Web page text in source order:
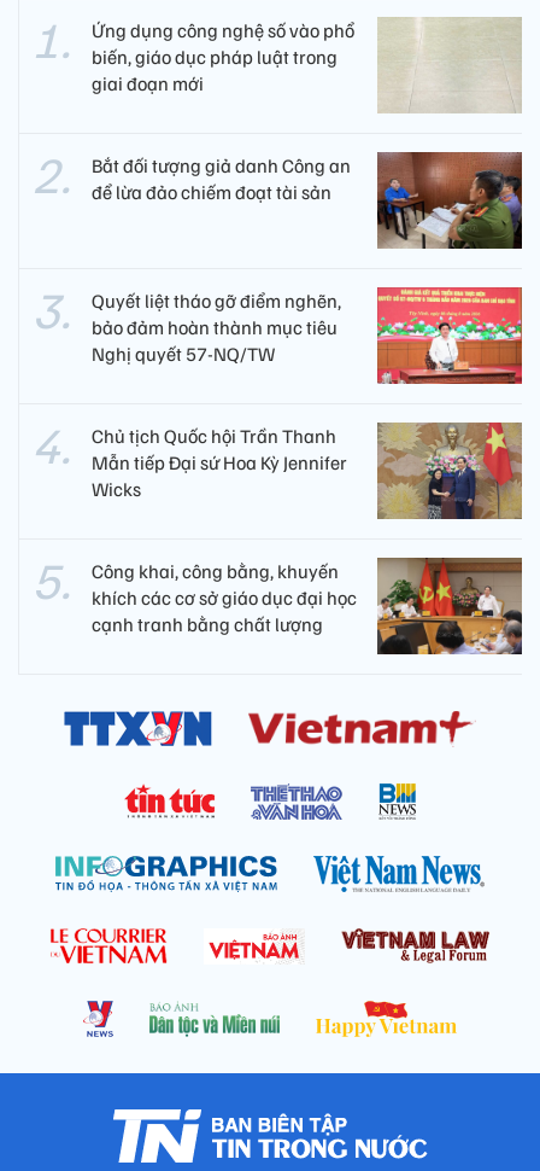
Ứng dụng công nghệ số vào phổ
biến, giáo dục pháp luật trong
giai đoạn mới
Bắt đối tượng giả danh Công an
để lừa đảo chiếm đoạt tài sản
Quyết liệt tháo gỡ điểm nghẽn,
bảo đảm hoàn thành mục tiêu
Nghị quyết 57-NQ/TW
Chủ tịch Quốc hội Trần Thanh
Mẫn tiếp Đại sứ Hoa Kỳ Jennifer
Wicks
Công khai, công bằng, khuyến
khích các cơ sở giáo dục đại học
cạnh tranh bằng chất lượng​